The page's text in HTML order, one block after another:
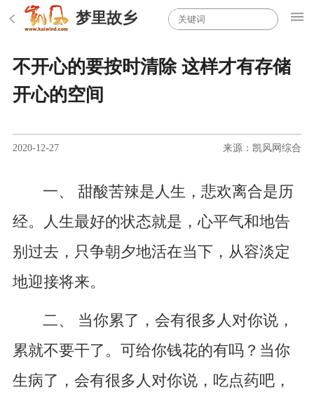
梦里故乡
不开心的要按时清除 这样才有存储
开心的空间
2020-12-27 来源：凯风网综合
一、 甜酸苦辣是人生，悲欢离合是历
经。人生最好的状态就是，心平气和地告
别过去，只争朝夕地活在当下，从容淡定
地迎接将来。
二、 当你累了，会有很多人对你说，
累就不要干了。可给你钱花的有吗？当你
生病了，会有很多人对你说，吃点药吧，